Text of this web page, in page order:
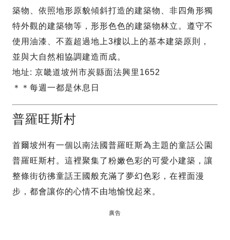
築物、依照地形原貌傾斜打造的建築物、非四角形獨
特外觀的建築物等，形形色色的建築物林立。遵守不
使用油漆、不蓋超過地上3樓以上的基本建築原則，
並與大自然相協調建造而成。
地址: 京畿道坡州市炭縣面法興里1652
＊＊每週一都是休息日
普羅旺斯村
首爾坡州有一個以南法國普羅旺斯為主題的童話公園
普羅旺斯村。這裡聚集了粉嫩色彩的可愛小建築，讓
整條街彷彿童話王國般充滿了夢幻色彩，在裡面漫
步，都會讓你的心情不由地愉悅起來。
廣告